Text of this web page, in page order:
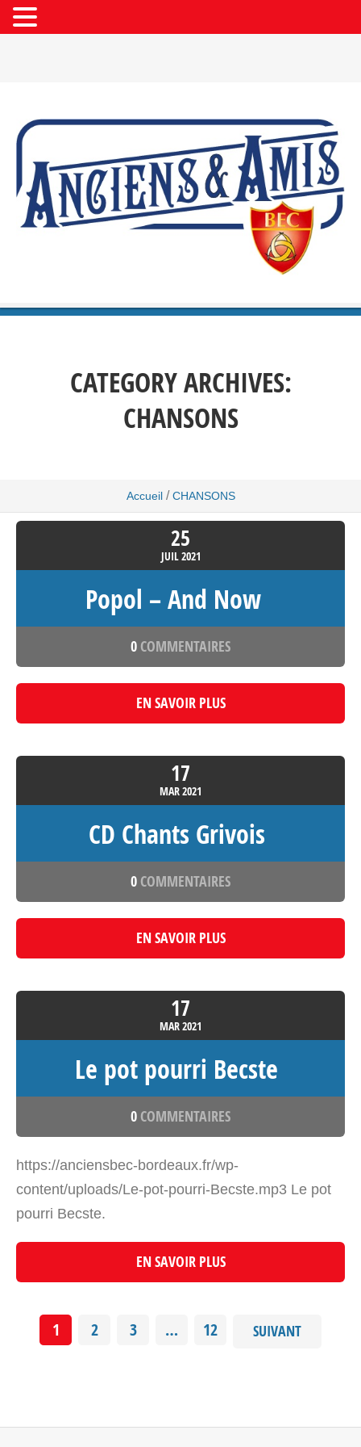
CATEGORY ARCHIVES:
CHANSONS
Accueil / CHANSONS
25
JUIL2021
Popol – And Now
0 COMMENTAIRES
EN SAVOIR PLUS
17
MAR2021
CD Chants Grivois
0 COMMENTAIRES
EN SAVOIR PLUS
17
MAR2021
Le pot pourri Becste
0 COMMENTAIRES
https://anciensbec-bordeaux.fr/wp-
content/uploads/Le-pot-pourri-Becste.mp3 Le pot
pourri Becste.
EN SAVOIR PLUS
1 2 3 … 12 SUIVANT